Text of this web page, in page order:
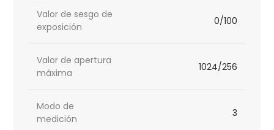
Valor de sesgo de
exposición
0/100
Valor de apertura
máxima
1024/256
Modo de
medición
3